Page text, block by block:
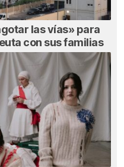
las vías» para
con sus familias